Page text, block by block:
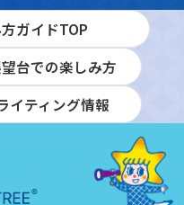
ガイドTOP
台での楽しみ方
イティング情報